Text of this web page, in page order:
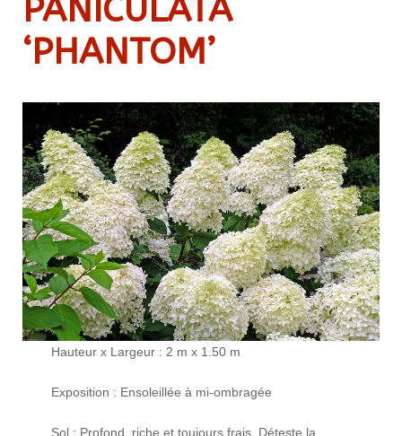
PANICULATA
‘PHANTOM’
Hauteur x Largeur : 2 m x 1.50 m
Exposition : Ensoleillée à mi-ombragée
Sol : Profond, riche et toujours frais. Déteste la